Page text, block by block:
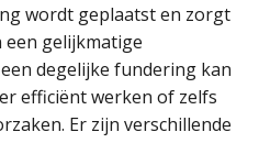
wordt geplaatst en zorgt
gelijkmatige
degelijke fundering kan
efficiënt werken of zelfs
Er zijn verschillende